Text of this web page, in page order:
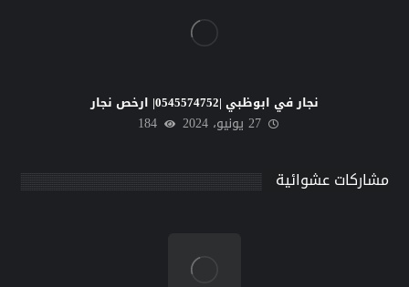
نجار في ابوظبي |0545574752| ارخص نجار
27 يونيو، 2024 184
مشاركات عشوائية